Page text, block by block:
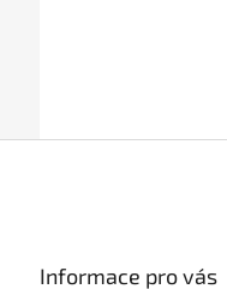
Informace pro vás